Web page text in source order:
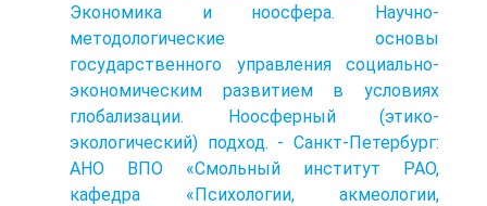
Экономика и ноосфера. Научно-
методологические основы
государственного управления социально-
экономическим развитием в условиях
глобализации. Ноосферный (этико-
экологический) подход. - Санкт-Петербург:
АНО ВПО «Смольный институт РАО,
кафедра «Психологии, акмеологии,